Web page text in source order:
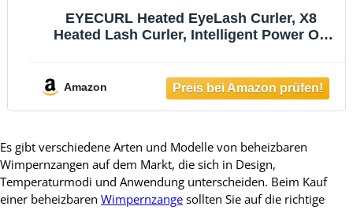
EYECURL Heated EyeLash Curler, X8
Heated Lash Curler, Intelligent Power Off
Lasting (Pure White/Gold)
Amazon
Es gibt verschiedene Arten und Modelle von beheizbaren
Wimpernzangen auf dem Markt, die sich in Design,
Temperaturmodi und Anwendung unterscheiden. Beim Kauf
einer beheizbaren Wimpernzange sollten Sie auf die richtige